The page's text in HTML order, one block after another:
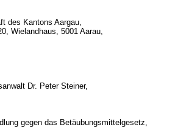
des Kantons Aargau,
Wielandhaus, 5001 Aarau,
Dr. Peter Steiner,
gegen das Betäubungsmittelgesetz,